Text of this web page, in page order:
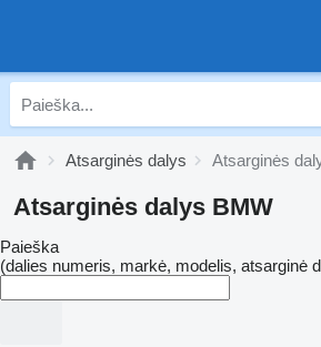
Atsarginės dalys Atsarginės
Atsarginės dalys BMW
Paieška
(dalies numeris, markė, modelis, atsarginė